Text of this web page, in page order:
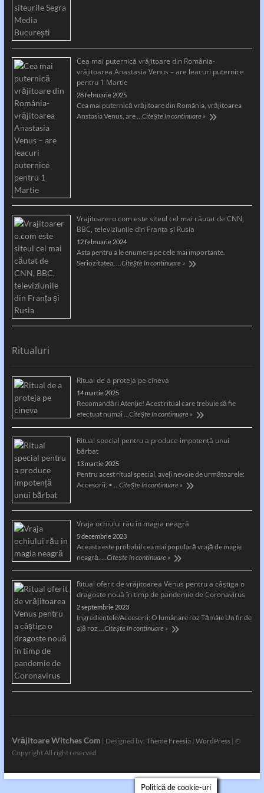
Cea mai puternică vrăjitoare din România-
vrăjitoarea Anastasia Venus – are leacuri puternice
pentru 1 Martie
28 februarie 2025
Cea mai puternică vrăjitoare din România, vrăjitoarea
Anstasia Venus, are …Citește în continuare »
Vrajitoarero.com este siteul cel mai căutat de CNN,
BBC, televiziunile din Franța și Rusia
12 februarie 2024
Asta pentru a le enumera pe cele mai importante.
Seriozitatea, …Citește în continuare »
Ritualuri
Ritual de a proteja pe cineva
14 martie 2025
Recomandări Atenție! Acest ritual care trebuie să fie
efectuat numai …Citește în continuare »
Ritual special pentru a produce impotență unui
bărbat
13 martie 2025
Pentru acest ritual special, aveți nevoie de următoarele:
Accesorii: • …Citește în continuare »
Vraja ochiului rău în magia neagră
5 decembrie 2023
Aceasta este probabil cea mai populară vrajă de magie
neagră. …Citește în continuare »
Ritual oferit de vrăjitoarea Venus pentru a câştiga o
dragoste nouă în timp de pandemie de Coronavirus
2 septembrie 2023
Ingredientele/Accesorii: O lumânare roz Tămâie Un fir de
aţă roz …Citește în continuare »
Vrăjitoare Witches Com | Designed by: Theme Freesia| WordPress| ©
Copyright All right reserved
Politică de cookie-uri